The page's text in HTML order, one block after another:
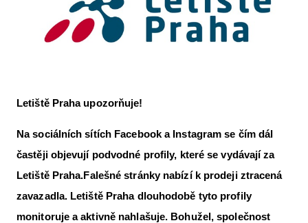
Letiště Praha upozorňuje!
Na sociálních sítích Facebook a Instagram se čím dál
častěji objevují podvodné profily, které se vydávají za
Letiště Praha.Falešné stránky nabízí k prodeji ztracená
zavazadla. Letiště Praha dlouhodobě tyto profily
monitoruje a aktivně nahlašuje. Bohužel, společnost
Letecká videa
Aktuální FR + archiv
Inzerujte s námi
E-SHOP